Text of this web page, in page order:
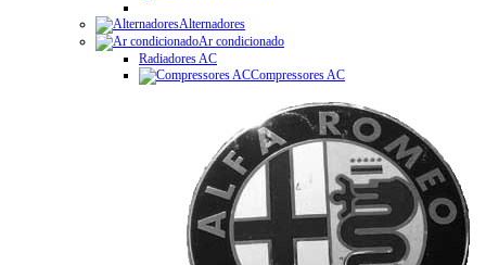
Alternadores
Ar condicionado
Radiadores AC
Compressores AC